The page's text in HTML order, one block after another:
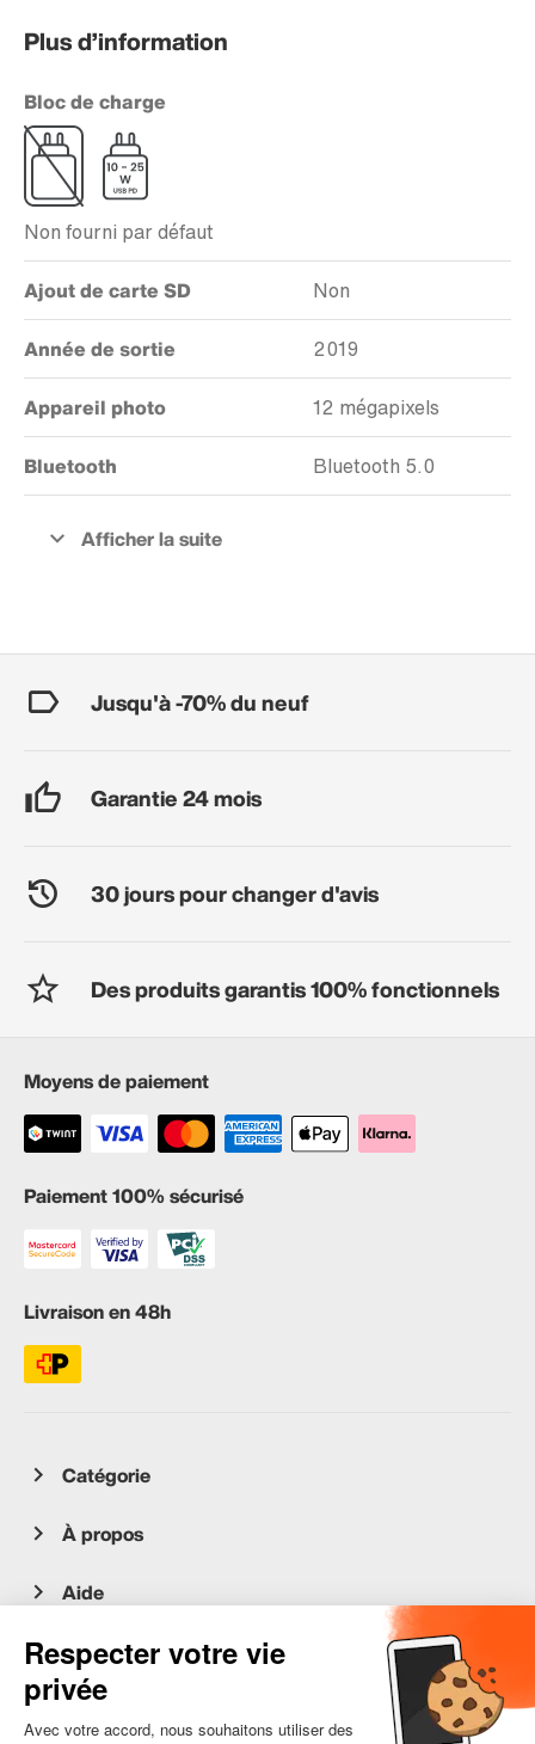
Plus d’information
Bloc de charge
Non fourni par défaut
Ajout de carte SD Non
Année de sortie 2019
Appareil photo 12 mégapixels
Bluetooth Bluetooth 5.0
Jusqu'à -70% du neuf
Garantie 24 mois
30 jours pour changer d'avis
Des produits garantis 100% fonctionnels
Moyens de paiement
Paiement 100% sécurisé
Livraison en 48h
Catégorie
À propos
Aide
Service client
occasion.migros.mobile@recommerce.com